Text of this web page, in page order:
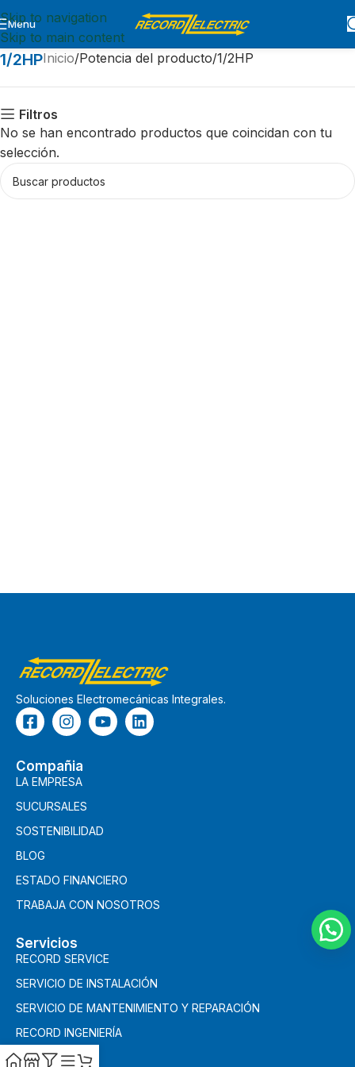
Skip to navigation
Skip to main content
Menu
1/2HPInicio Potencia del producto 1/2HP
Filtros
No se han encontrado productos que coincidan con tu
selección.
Soluciones Electromecánicas Integrales.
Compañia
LA EMPRESA
SUCURSALES
SOSTENIBILIDAD
BLOG
ESTADO FINANCIERO
TRABAJA CON NOSOTROS
Servicios
RECORD SERVICE
SERVICIO DE INSTALACIÓN
SERVICIO DE MANTENIMIENTO Y REPARACIÓN
RECORD INGENIERÍA